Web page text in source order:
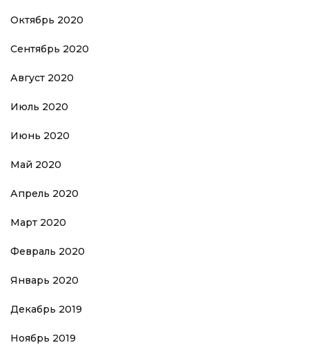
Октябрь 2020
Сентябрь 2020
Август 2020
Июль 2020
Июнь 2020
Май 2020
Апрель 2020
Март 2020
Февраль 2020
Январь 2020
Декабрь 2019
Ноябрь 2019